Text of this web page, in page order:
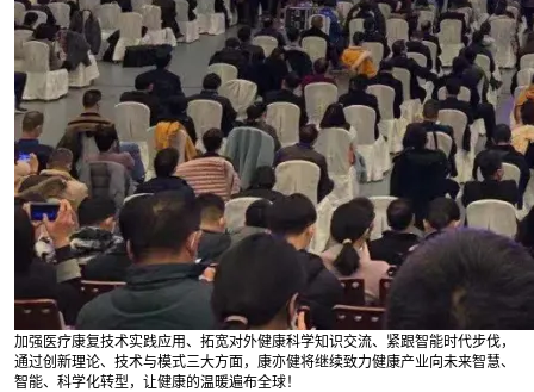
加强医疗康复技术实践应用、拓宽对外健康科学知识交流、紧跟智能时代步伐，
通过创新理论、技术与模式三大方面，康亦健将继续致力健康产业向未来智慧、
智能、科学化转型，让健康的温暖遍布全球！